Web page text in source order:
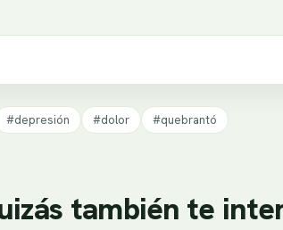
#depresión #dolor #quebrantó
también te